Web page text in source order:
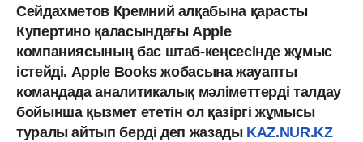
Сейдахметов Кремний алқабына қарасты
Купертино қаласындағы Apple
компаниясының бас штаб-кеңсесінде жұмыс
істейді. Apple Books жобасына жауапты
командада аналитикалық мәліметтерді талдау
бойынша қызмет ететін ол қазіргі жұмысы
туралы айтып берді деп жазады KAZ.NUR.KZ